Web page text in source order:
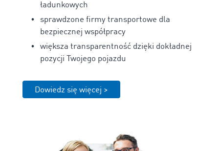
ładunkowych
sprawdzone firmy transportowe dla
bezpiecznej współpracy
większa transparentność dzięki dokładnej
pozycji Twojego pojazdu
Dowiedz się więcej >